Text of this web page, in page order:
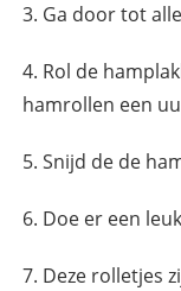
Ga door tot
Rol de
hamrollen een
Snijd de de
Doe er een
Deze rolletjes